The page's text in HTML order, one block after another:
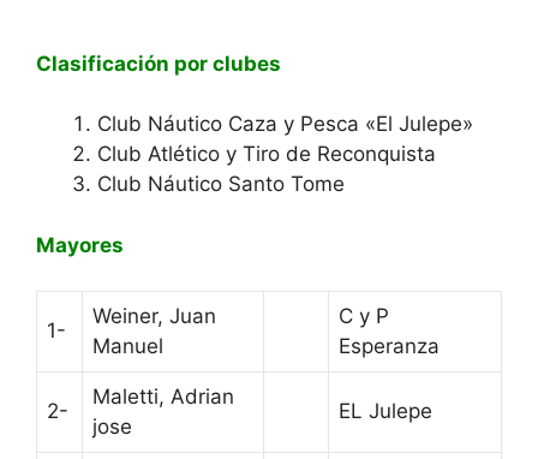
Clasificación por clubes
Club Náutico Caza y Pesca «El Julepe»
Club Atlético y Tiro de Reconquista
Club Náutico Santo Tome
Mayores
1-
Weiner, Juan
Manuel
C y P
Esperanza
2-
Maletti, Adrian
jose
EL Julepe